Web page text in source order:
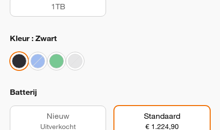
1TB
Kleur : Zwart
Batterij
Nieuw
Uitverkocht
Standaard
€ 1.224,90